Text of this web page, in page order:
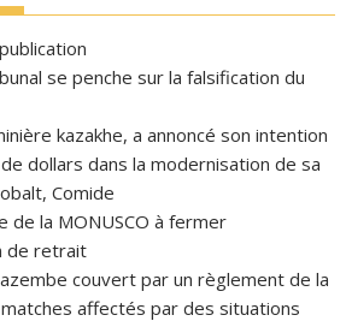
se penche sur la falsification du
kazakhe, a annoncé son intention
dollars dans la modernisation de sa
Comide
de la MONUSCO à fermer
de retrait
couvert par un règlement de la
affectés par des situations